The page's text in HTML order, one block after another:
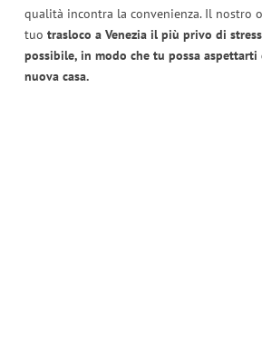
qualità incontra la convenienza. Il nostro
tuo trasloco a Venezia il più privo di
possibile, in modo che tu possa aspettarti
nuova casa.